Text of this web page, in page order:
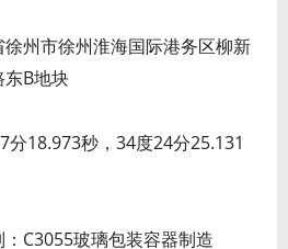
州市徐州淮海国际港务区柳新
B地块
18.973秒，34度24分25.131
C3055玻璃包装容器制造